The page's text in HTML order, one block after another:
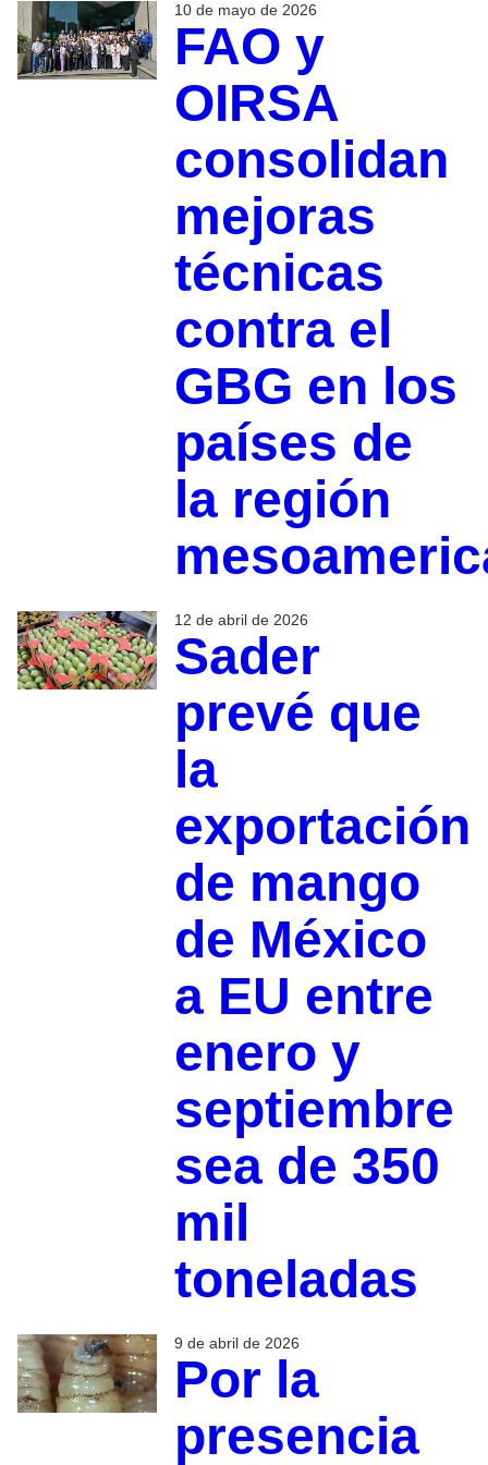
10 de mayo de 2026
FAO y
OIRSA
consolidan
mejoras
técnicas
contra el
GBG en los
países de
la región
12 de abril de 2026
Sader
prevé que
la
exportación
de mango
de México
a EU entre
enero y
septiembre
sea de 350
mil
toneladas
9 de abril de 2026
Por la
presencia